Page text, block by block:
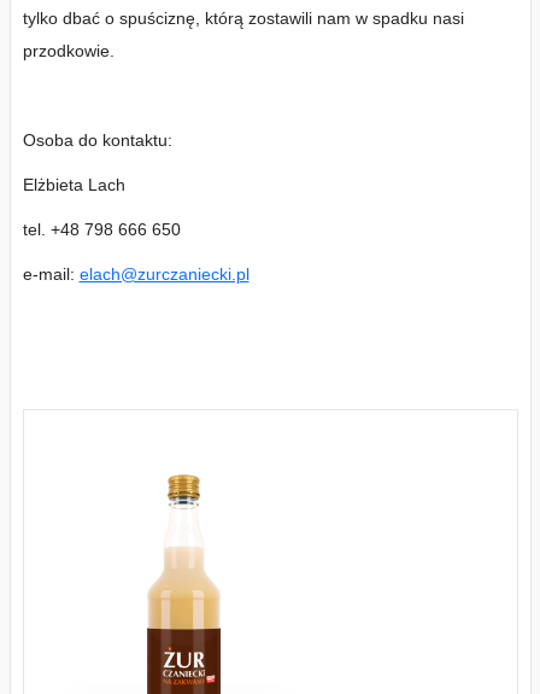
tylko dbać o spuściznę, którą zostawili nam w spadku nasi
przodkowie.
Osoba do kontaktu:
Elżbieta Lach
tel. +48 798 666 650
e-mail: elach@zurczaniecki.pl